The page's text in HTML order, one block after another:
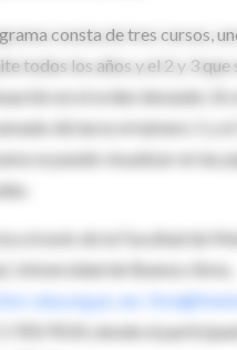
consta de tres cursos,
todos los años y el 2 y 3 que
en el orden deseado. En
dictarse el número 1 y el
se puede visualizar en las
a través de la Facultad de
Universidad de Buenos Aires,
uba.org.ar
sec-
5 950 9524, donde el